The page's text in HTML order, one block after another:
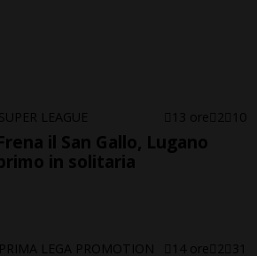
SUPER LEAGUE 13 ore 2 10
il San Gallo, Lugano
in solitaria
PRIMA LEGA PROMOTION 14 ore 2 31